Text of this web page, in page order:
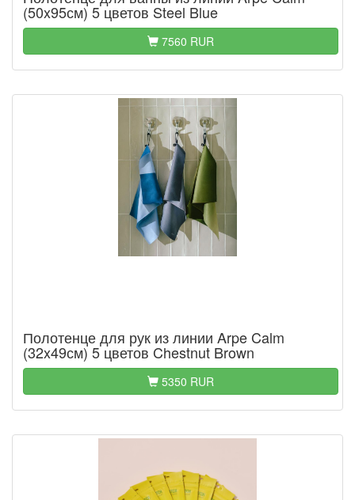
(50x95см) 5 цветов Steel Blue
7560 RUR
Полотенце для рук из линии Arpe Calm
(32x49см) 5 цветов Chestnut Brown
5350 RUR